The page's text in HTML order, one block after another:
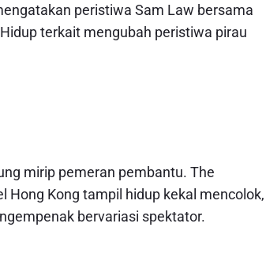
peristiwa Sam Law bersama
terkait mengubah peristiwa pirau
mirip pemeran pembantu. The
Kong tampil hidup kekal mencolok,
bervariasi spektator.